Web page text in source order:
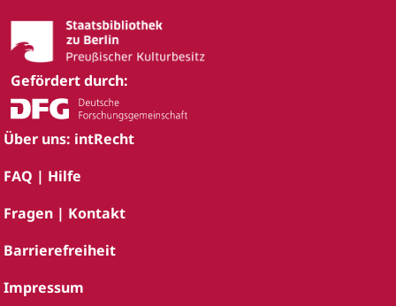
Gefördert durch:
Über uns: intRecht
FAQ | Hilfe
Fragen | Kontakt
Barrierefreiheit
Impressum